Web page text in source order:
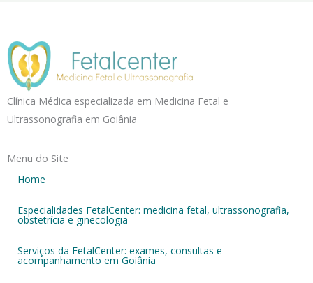
Clínica Médica especializada em Medicina Fetal e
Ultrassonografia em Goiânia
Menu do Site
Home
Especialidades FetalCenter: medicina fetal, ultrassonografia,
obstetrícia e ginecologia
Serviços da FetalCenter: exames, consultas e
acompanhamento em Goiânia